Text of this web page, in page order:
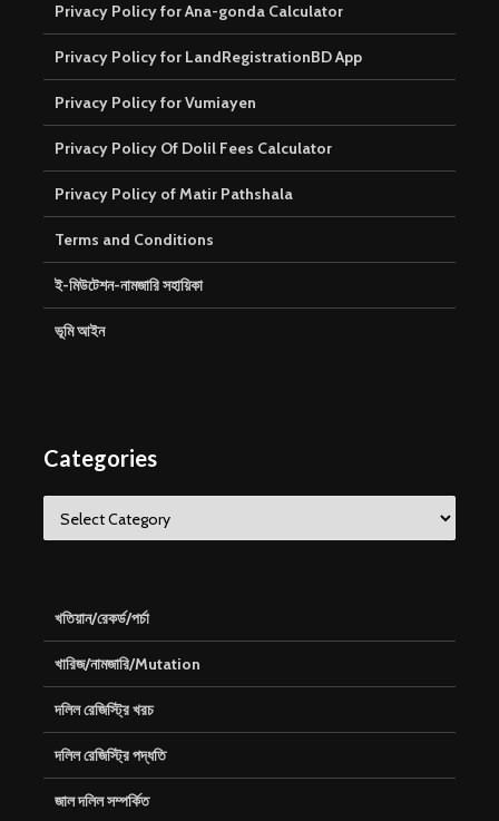
Privacy Policy for Ana-gonda Calculator
Privacy Policy for LandRegistrationBD App
Privacy Policy for Vumiayen
Privacy Policy Of Dolil Fees Calculator
Privacy Policy of Matir Pathshala
Terms and Conditions
ই-মিউটেশন-নামজারি সহায়িকা
ভূমি আইন
Categories
খতিয়ান/রেকর্ড/পর্চা
খারিজ/নামজারি/Mutation
দলিল রেজিস্ট্রি খরচ
দলিল রেজিস্ট্রি পদ্ধতি
জাল দলিল সম্পর্কিত